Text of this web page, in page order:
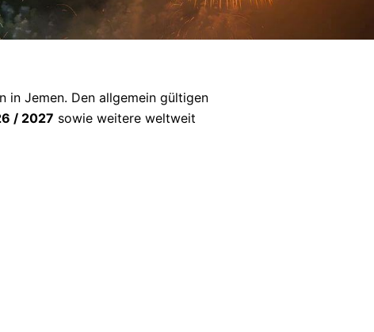
in Jemen. Den allgemein gültigen
/ 2027 sowie weitere weltweit